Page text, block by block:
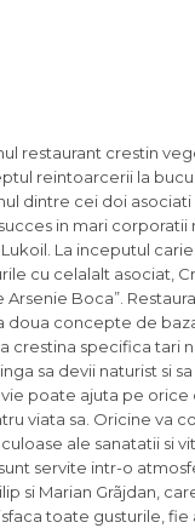
restaurant crestin
reintoarcerii la
dintre cei doi
in mari corporatii
La inceputul
cu celalalt asociat,
Boca”.
doua concepte de
crestina specifica tari
sa devii naturist si
poate ajuta pe orice
viata sa. Oricine va
ale sanatatii si
sunt servite intr-o
si Marian Grãjdan,
toate gusturile, fie